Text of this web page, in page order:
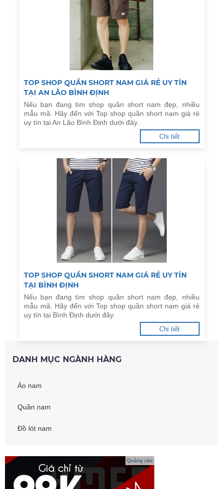
TOP SHOP QUẦN SHORT NAM GIÁ RẺ UY TÍN
TẠI AN LÃO BÌNH ĐỊNH
Nếu bạn đang tìm shop quần short nam đẹp, nhiều
mẫu mã. Hãy đến với Top shop quần short nam giá rẻ
uy tín tại An Lão Bình Định dưới đây.
Chi tiết
TOP SHOP QUẦN SHORT NAM GIÁ RẺ UY TÍN
TẠI BÌNH ĐỊNH
Nếu bạn đang tìm shop quần short nam đẹp, nhiều
mẫu mã. Hãy đến với Top shop quần short nam giá rẻ
uy tín tại Bình Định dưới đây.
Chi tiết
DANH MỤC NGÀNH HÀNG
Áo nam
Quần nam
Đồ lót nam
Quảng cáo